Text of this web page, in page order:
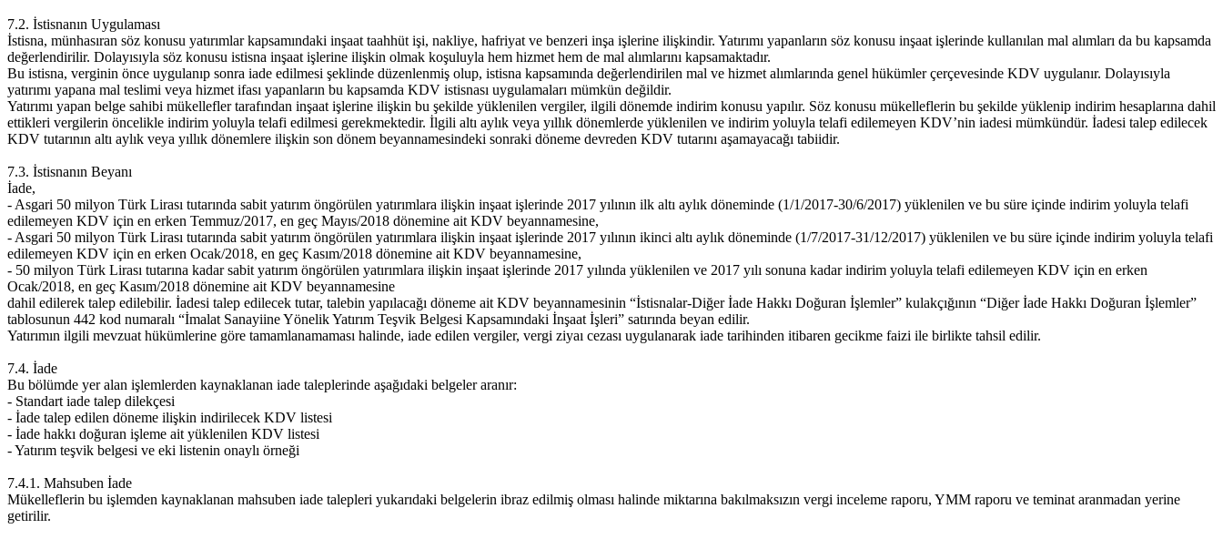
7.2. İstisnanın Uygulaması
İstisna, münhasıran söz konusu yatırımlar kapsamındaki inşaat taahhüt işi, nakliye, hafriyat ve benzeri inşa işlerine ilişkindir. Yatırımı yapanların söz konusu inşaat işlerinde kullanılan mal alımları da bu kapsamda
değerlendirilir. Dolayısıyla söz konusu istisna inşaat işlerine ilişkin olmak koşuluyla hem hizmet hem de mal alımlarını kapsamaktadır.
Bu istisna, verginin önce uygulanıp sonra iade edilmesi şeklinde düzenlenmiş olup, istisna kapsamında değerlendirilen mal ve hizmet alımlarında genel hükümler çerçevesinde KDV uygulanır. Dolayısıyla
yatırımı yapana mal teslimi veya hizmet ifası yapanların bu kapsamda KDV istisnası uygulamaları mümkün değildir.
Yatırımı yapan belge sahibi mükellefler tarafından inşaat işlerine ilişkin bu şekilde yüklenilen vergiler, ilgili dönemde indirim konusu yapılır. Söz konusu mükelleflerin bu şekilde yüklenip indirim hesaplarına dahil
ettikleri vergilerin öncelikle indirim yoluyla telafi edilmesi gerekmektedir. İlgili altı aylık veya yıllık dönemlerde yüklenilen ve indirim yoluyla telafi edilemeyen KDV’nin iadesi mümkündür. İadesi talep edilecek
KDV tutarının altı aylık veya yıllık dönemlere ilişkin son dönem beyannamesindeki sonraki döneme devreden KDV tutarını aşamayacağı tabiidir.
7.3. İstisnanın Beyanı
İade,
- Asgari 50 milyon Türk Lirası tutarında sabit yatırım öngörülen yatırımlara ilişkin inşaat işlerinde 2017 yılının ilk altı aylık döneminde (1/1/2017-30/6/2017) yüklenilen ve bu süre içinde indirim yoluyla telafi
edilemeyen KDV için en erken Temmuz/2017, en geç Mayıs/2018 dönemine ait KDV beyannamesine,
- Asgari 50 milyon Türk Lirası tutarında sabit yatırım öngörülen yatırımlara ilişkin inşaat işlerinde 2017 yılının ikinci altı aylık döneminde (1/7/2017-31/12/2017) yüklenilen ve bu süre içinde indirim yoluyla telafi
edilemeyen KDV için en erken Ocak/2018, en geç Kasım/2018 dönemine ait KDV beyannamesine,
- 50 milyon Türk Lirası tutarına kadar sabit yatırım öngörülen yatırımlara ilişkin inşaat işlerinde 2017 yılında yüklenilen ve 2017 yılı sonuna kadar indirim yoluyla telafi edilemeyen KDV için en erken
Ocak/2018, en geç Kasım/2018 dönemine ait KDV beyannamesine
dahil edilerek talep edilebilir. İadesi talep edilecek tutar, talebin yapılacağı döneme ait KDV beyannamesinin “İstisnalar-Diğer İade Hakkı Doğuran İşlemler” kulakçığının “Diğer İade Hakkı Doğuran İşlemler”
tablosunun 442 kod numaralı “İmalat Sanayiine Yönelik Yatırım Teşvik Belgesi Kapsamındaki İnşaat İşleri” satırında beyan edilir.
Yatırımın ilgili mevzuat hükümlerine göre tamamlanamaması halinde, iade edilen vergiler, vergi ziyaı cezası uygulanarak iade tarihinden itibaren gecikme faizi ile birlikte tahsil edilir.
7.4. İade
Bu bölümde yer alan işlemlerden kaynaklanan iade taleplerinde aşağıdaki belgeler aranır:
- Standart iade talep dilekçesi
- İade talep edilen döneme ilişkin indirilecek KDV listesi
- İade hakkı doğuran işleme ait yüklenilen KDV listesi
- Yatırım teşvik belgesi ve eki listenin onaylı örneği
7.4.1. Mahsuben İade
Mükelleflerin bu işlemden kaynaklanan mahsuben iade talepleri yukarıdaki belgelerin ibraz edilmiş olması halinde miktarına bakılmaksızın vergi inceleme raporu, YMM raporu ve teminat aranmadan yerine
getirilir.